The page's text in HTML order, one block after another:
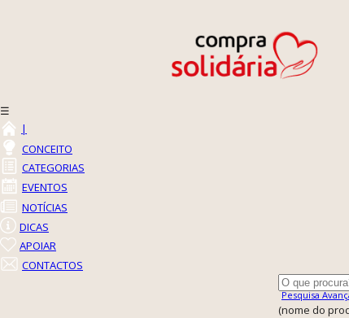
☰
|
CONCEITO
CATEGORIAS
EVENTOS
NOTÍCIAS
DICAS
APOIAR
CONTACTOS
Pesquisa
(nome do